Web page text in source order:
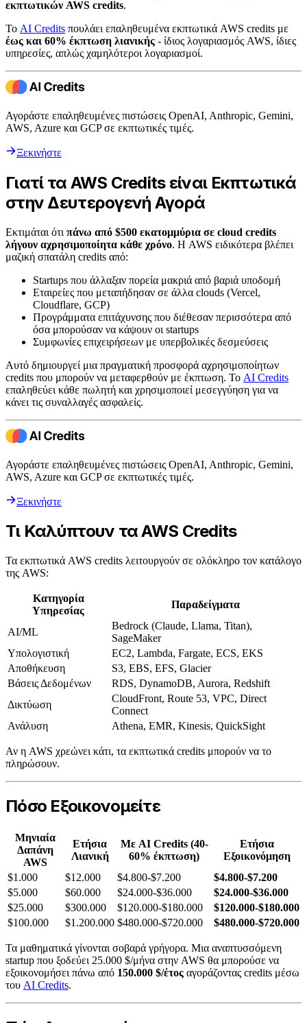
εκπτωτικών AWS credits.
Το AI Credits πουλάει επαληθευμένα εκπτωτικά AWS credits με
έως και 60% έκπτωση λιανικής - ίδιος λογαριασμός AWS, ίδιες
υπηρεσίες, απλώς χαμηλότεροι λογαριασμοί.
Αγοράστε επαληθευμένες πιστώσεις OpenAI, Anthropic, Gemini,
AWS, Azure και GCP σε εκπτωτικές τιμές.
Ξεκινήστε
Γιατί τα AWS Credits είναι Εκπτωτικά
στην Δευτερογενή Αγορά
Εκτιμάται ότι πάνω από $500 εκατομμύρια σε cloud credits
λήγουν αχρησιμοποίητα κάθε χρόνο. Η AWS ειδικότερα βλέπει
μαζική σπατάλη credits από:
Startups που άλλαξαν πορεία μακριά από βαριά υποδομή
Εταιρείες που μεταπήδησαν σε άλλα clouds (Vercel,
Cloudflare, GCP)
Προγράμματα επιτάχυνσης που διέθεσαν περισσότερα από
όσα μπορούσαν να κάψουν οι startups
Συμφωνίες επιχειρήσεων με υπερβολικές δεσμεύσεις
Αυτό δημιουργεί μια πραγματική προσφορά αχρησιμοποίητων
credits που μπορούν να μεταφερθούν με έκπτωση. Το AI Credits
επαληθεύει κάθε πωλητή και χρησιμοποιεί μεσεγγύηση για να
κάνει τις συναλλαγές ασφαλείς.
Αγοράστε επαληθευμένες πιστώσεις OpenAI, Anthropic, Gemini,
AWS, Azure και GCP σε εκπτωτικές τιμές.
Ξεκινήστε
Τι Καλύπτουν τα AWS Credits
Τα εκπτωτικά AWS credits λειτουργούν σε ολόκληρο τον κατάλογο
της AWS:
Κατηγορία
Υπηρεσίας
Παραδείγματα
AI/ML
Bedrock (Claude, Llama, Titan),
SageMaker
Υπολογιστική
EC2, Lambda, Fargate, ECS, EKS
Αποθήκευση
S3, EBS, EFS, Glacier
Βάσεις Δεδομένων
RDS, DynamoDB, Aurora, Redshift
Δικτύωση
CloudFront, Route 53, VPC, Direct
Connect
Ανάλυση
Athena, EMR, Kinesis, QuickSight
Αν η AWS χρεώνει κάτι, τα εκπτωτικά credits μπορούν να το
πληρώσουν.
Πόσο Εξοικονομείτε
Μηνιαία
Δαπάνη
AWS
Ετήσια
Λιανική
Με AI Credits (40-
60% έκπτωση)
Ετήσια
Εξοικονόμηση
$1.000
$12.000 $4.800-$7.200
$4.800-$7.200
$5.000
$60.000 $24.000-$36.000
$24.000-$36.000
$25.000
$300.000 $120.000-$180.000
$120.000-$180.000
$100.000
$1.200.000 $480.000-$720.000 $480.000-$720.000
Τα μαθηματικά γίνονται σοβαρά γρήγορα. Μια αναπτυσσόμενη
startup που ξοδεύει 25.000 $/μήνα στην AWS θα μπορούσε να
εξοικονομήσει πάνω από 150.000 $/έτος αγοράζοντας credits μέσω
του AI Credits.